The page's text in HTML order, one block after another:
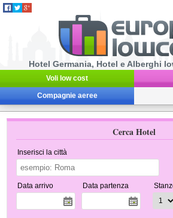
Hotel Germania, Hotel e Alberghi
Voli low cost
Compagnie aeree
Cerca Hotel
Inserisci la città
Data arrivo Data partenza